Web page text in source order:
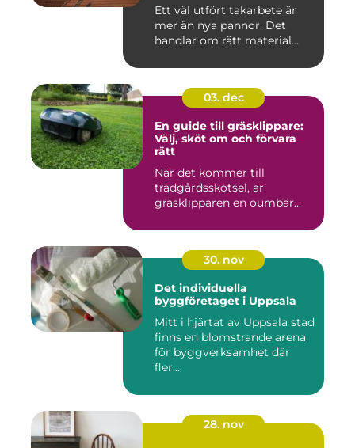
Ett väl utfört takarbete är
mer än nya pannor. Det
handlar om rätt material...
03. dec
En guide till gräsklippare:
Välj, sköt om och förvara
rätt
När det kommer till
trädgårdsskötsel, är
gräsklipparen en oumbär...
30. nov
Det individuella
byggföretaget i Uppsala
Mitt i hjärtat av Uppsala stad
finns en blomstrande arena
för byggverksamhet där
fler...
28. nov